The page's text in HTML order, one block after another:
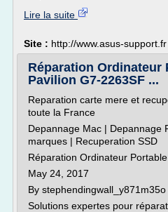
Lire la suite
Site : http://www.asus-support.fr
Réparation Ordinateur
Pavilion G7-2263SF ...
Reparation carte mere et
toute la France
Depannage Mac | Depannage
marques | Recuperation SSD
Réparation Ordinateur
May 24, 2017
By stephendingwall_y871m35o
Solutions expertes pour